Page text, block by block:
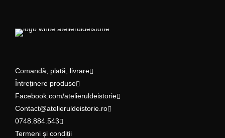
Comandă, plată, livrare
Întreținere produse
Facebook.com/atelieruldeistorie
Contact@atelieruldeistorie.ro
0748.884.543
Termeni și condiții